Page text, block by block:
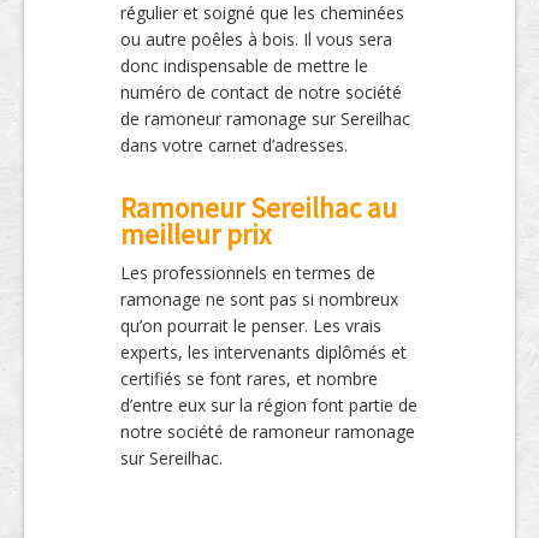
régulier et soigné que les cheminées
ou autre poêles à bois. Il vous sera
donc indispensable de mettre le
numéro de contact de notre société
de ramoneur ramonage sur Sereilhac
dans votre carnet d’adresses.
Ramoneur Sereilhac au
meilleur prix
Les professionnels en termes de
ramonage ne sont pas si nombreux
qu’on pourrait le penser. Les vrais
experts, les intervenants diplômés et
certifiés se font rares, et nombre
d’entre eux sur la région font partie de
notre société de ramoneur ramonage
sur Sereilhac.